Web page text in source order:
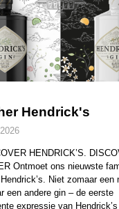
Hendrick's
HENDRICK’S.
Ontmoet ons nieuwste
Niet zomaar een
een andere gin – de eerste
expressie van Hendrick’s